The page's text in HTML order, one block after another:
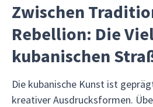
Zwischen
Rebellion: Die
kubanischen
Die kubanische Kunst ist
kreativer Ausdrucksformen.